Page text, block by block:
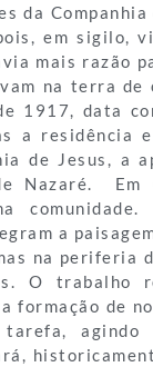
da
em sigilo,
mais razão
na terra
1917, data
a residência
de Jesus, a
Nazaré.
a
na periferia
O trabalho
formação de
agindo